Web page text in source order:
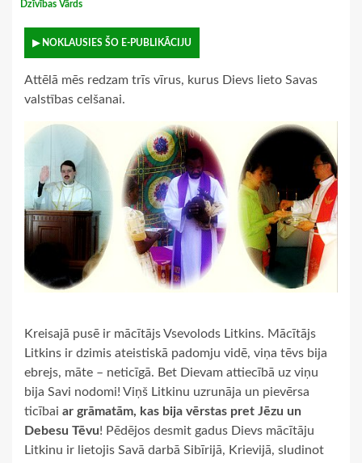
Dzīvības Vārds
▶ NOKLAUSIES ŠO E-PUBLIKĀCIJU
Attēlā mēs redzam trīs vīrus, kurus Dievs lieto Savas
valstības celšanai.
Kreisajā pusē ir mācītājs Vsevolods Litkins. Mācītājs
Litkins ir dzimis ateistiskā padomju vidē, viņa tēvs bija
ebrejs, māte – neticīgā. Bet Dievam attiecībā uz viņu
bija Savi nodomi! Viņš Litkinu uzrunāja un pievērsa
ticībai ar grāmatām, kas bija vērstas pret Jēzu un
Debesu Tēvu! Pēdējos desmit gadus Dievs mācītāju
Litkinu ir lietojis Savā darbā Sibīrijā, Krievijā, sludinot